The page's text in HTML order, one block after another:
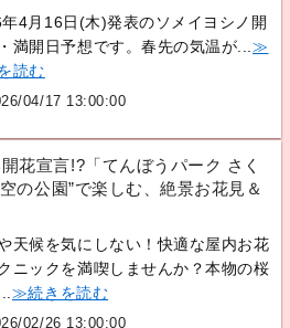
4月16日(木)発表のソメイヨシノ開
満開日予想です。春先の気温が... ≫
読む
04/17 13:00:00
花宣言!?「てんぼうパーク さく
の公園”で楽しむ、絶景お花見＆
天候を気にしない！快適な屋内お花
ニックを満喫しませんか？本物の桜
≫続きを読む
02/26 13:00:00